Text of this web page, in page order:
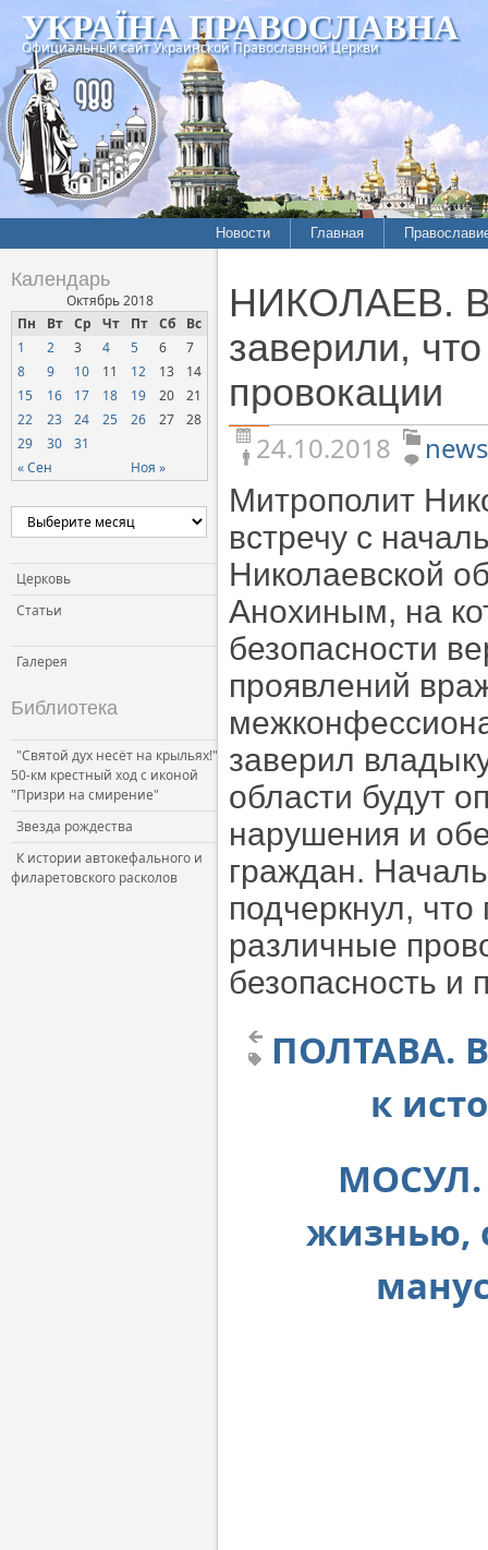
УКРАЇНА ПРАВОСЛАВНА
Официальный сайт Украинской Православной Церкви
Новости
Межконфессиональные
отношения
Нарушения прав
верующих
Официальная хроника
Расколы, ереси, секты
СОЦИАЛЬНОЕ
Церковь и власть
Церковь и общество
Церковь и СМИ
Главная
История
Хроники
Календарь
Октябрь 2018
Пн
Вт Ср Чт Пт Сб Вс
« Сен Ноя »
1 2 3 4 5 6
7
8
9 10 11 12 13
14
15
16 17 18 19 20
21
22
23 24 25 26 27
28
29
30 31
Церковь
Статьи
Галерея
Библиотека
"Святой дух несёт на крыльях!"
50-км крестный ход с иконой
"Призри на смирение"
Звезда рождества
К истории автокефального и
филаретовского расколов
НИКОЛАЕВ. В
заверили,
провокации
24.10.2018
news
Митрополит
встречу с
Николаевской
Анохиным, на
безопасности
проявлений
заверил
области будут
нарушения и
граждан.
подчеркнул,
различные
безопасность и
ПОЛТАВА.
к
МОСУЛ.
жизнью,